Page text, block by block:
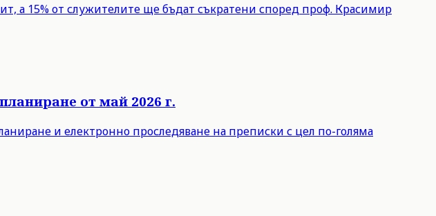
а 15% от служителите ще бъдат съкратени според проф. Красимир
от май 2026 г.
и електронно проследяване на преписки с цел по-голяма